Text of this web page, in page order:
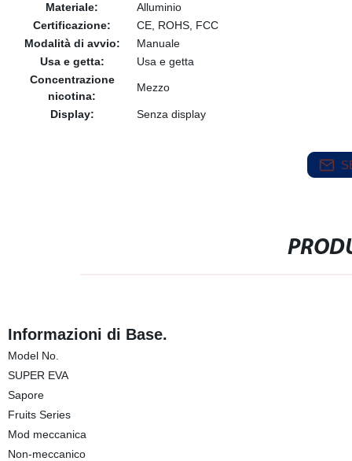
Materiale:
Alluminio
Certificazione:
CE, ROHS, FCC
Modalità di avvio:
Manuale
Usa e getta:
Usa e getta
Concentrazione
nicotina:
Mezzo
Display: Senza display
Informazioni di Base.
Model No.
SUPER EVA
Sapore
Fruits Series
Mod meccanica
Non-meccanico